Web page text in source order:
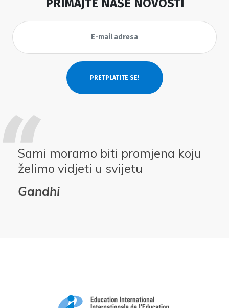
PRIMAJTE NAŠE NOVOSTI
Sami moramo biti promjena koju
želimo vidjeti u svijetu
Gandhi